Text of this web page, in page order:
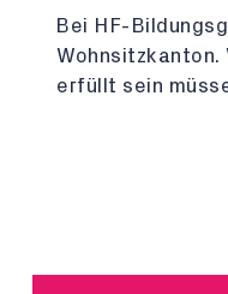
Bei HF-
Wohnsitzkanton.
erfüllt sein